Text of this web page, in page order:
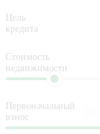
Цель
кредита
Стоимость
недвижимости
Первоначальный
взнос